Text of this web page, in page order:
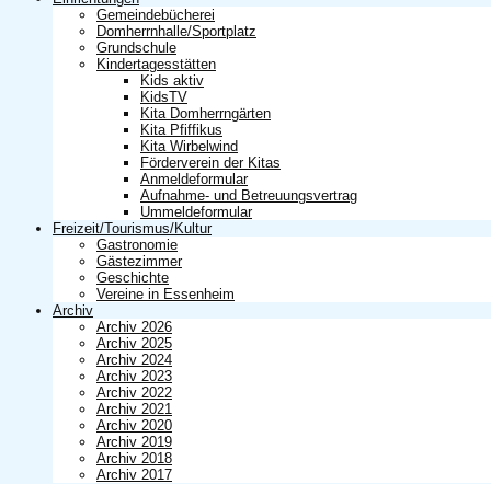
Gemeindebücherei
Domherrnhalle/Sportplatz
Grundschule
Kindertagesstätten
Kids aktiv
KidsTV
Kita Domherrngärten
Kita Pfiffikus
Kita Wirbelwind
Förderverein der Kitas
Anmeldeformular
Aufnahme- und Betreuungsvertrag
Ummeldeformular
Freizeit/Tourismus/Kultur
Gastronomie
Gästezimmer
Geschichte
Vereine in Essenheim
Archiv
Archiv 2026
Archiv 2025
Archiv 2024
Archiv 2023
Archiv 2022
Archiv 2021
Archiv 2020
Archiv 2019
Archiv 2018
Archiv 2017